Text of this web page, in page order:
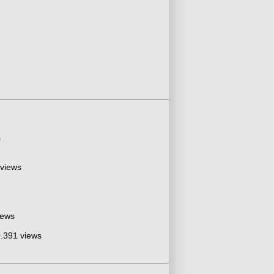
views